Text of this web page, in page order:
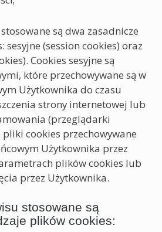
są dwa zasadnicze
sesyjne (session cookies) oraz
Cookies sesyjne są
które przechowywane są w
Użytkownika do czasu
strony internetowej lub
(przeglądarki
pliki cookies przechowywane
Użytkownika przez
plików cookies lub
przez Użytkownika.
stosowane są
plików cookies: